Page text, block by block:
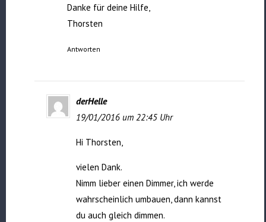
Danke für deine Hilfe,
Thorsten
Antworten
derHelle
19/01/2016 um 22:45 Uhr
Hi Thorsten,
vielen Dank.
Nimm lieber einen Dimmer, ich werde
wahrscheinlich umbauen, dann kannst
du auch gleich dimmen.